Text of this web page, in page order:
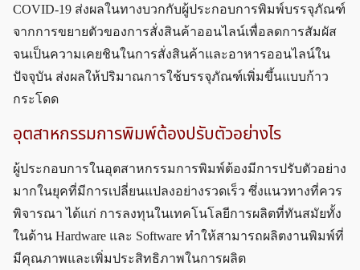
COVID-19 ส่งผลในทางบวกกับผู้ประกอบการพิมพ์บรรจุภัณฑ์
จากการขยายตัวของการสั่งสินค้าออนไลน์เพื่อลดการสัมผัส
จนเป็นความเคยชินในการสั่งสินค้าและอาหารออนไลน์ใน
ปัจจุบัน ส่งผลให้ปริมาณการใช้บรรจุภัณฑ์เพิ่มขึ้นแบบก้าว
กระโดด
อุตสาหกรรมการพิมพ์ต้องปรับตัวอย่างไร
ผู้ประกอบการในอุตสาหกรรมการพิมพ์ต้องมีการปรับตัวอย่าง
มากในยุคที่มีการเปลี่ยนแปลงอย่างรวดเร็ว ซึ่งแนวทางที่ควร
พิจารณา ได้แก่ การลงทุนในเทคโนโลยีการผลิตที่ทันสมัยทั้ง
ในด้าน Hardware และ Software ทำให้สามารถผลิตงานพิมพ์ที่
มีคุณภาพและเพิ่มประสิทธิภาพในการผลิต